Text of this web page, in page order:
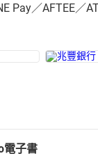
Pay／AFTEE／
電子書